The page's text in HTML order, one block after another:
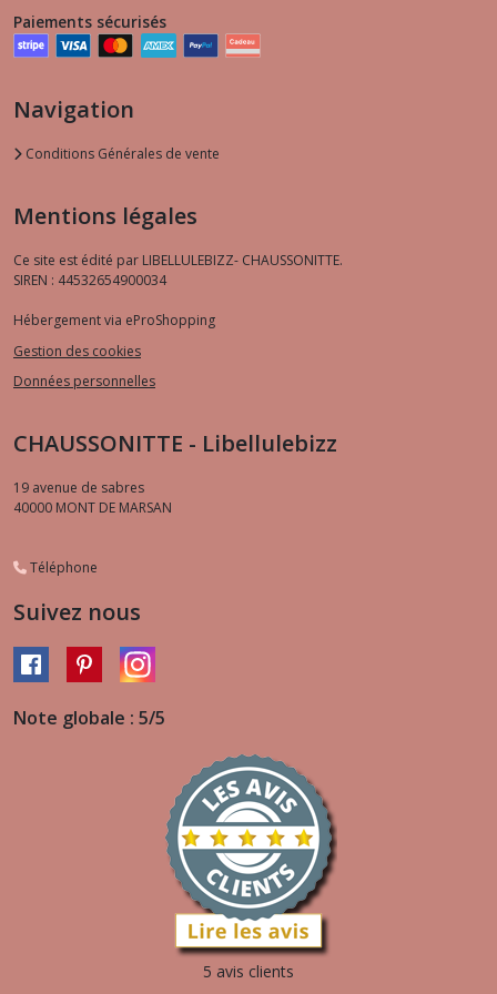
Paiements sécurisés
Navigation
Conditions Générales de vente
Mentions légales
Ce site est édité par LIBELLULEBIZZ- CHAUSSONITTE.
SIREN : 44532654900034
Hébergement via eProShopping
Gestion des cookies
Données personnelles
CHAUSSONITTE - Libellulebizz
19 avenue de sabres
40000 MONT DE MARSAN
Téléphone
Suivez nous
Note globale : 5/5
5 avis clients